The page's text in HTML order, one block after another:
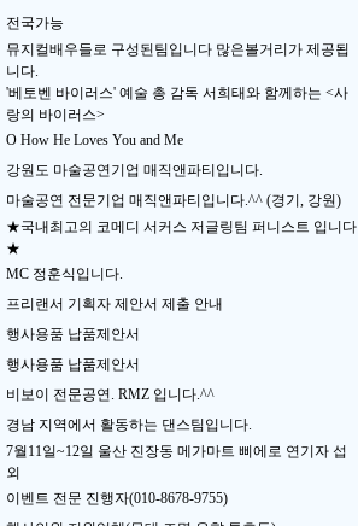
전국가능
뮤지컬배우들로 구성된팀입니다 많은볼거리가 제공됩
니다.
'베토벤 바이러스' 예술 총 감독 서희태와 함께하는 <사
랑의 바이러스>
O How He Loves You and Me
강원도 마술공연기업 매직앤파티입니다.
마술공연 전문기업 매직앤파티입니다.^^ (경기, 강원)
★국내최고의 코메디 서커스 저글링팀 퍼니스트 입니다
★
MC 정훈식입니다.
프리랜서 기획자 제안서 제출 안내
행사용품 납품제안서
행사용품 납품제안서
비보이 전문공연. RMZ 입니다.^^
경남 지역에서 활동하는 댄스팀입니다.
7월11일~12일 울산 진장동 메가마트 삐에로 연기자 섭
외
이벤트 전문 진행자(010-8678-9755)